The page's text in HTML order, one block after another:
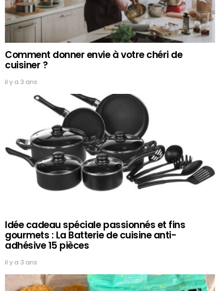
Comment donner envie à votre chéri de
cuisiner ?
il y a 3 ans
Idée cadeau spéciale passionnés et fins
gourmets : La Batterie de cuisine anti-
adhésive 15 pièces
il y a 3 ans